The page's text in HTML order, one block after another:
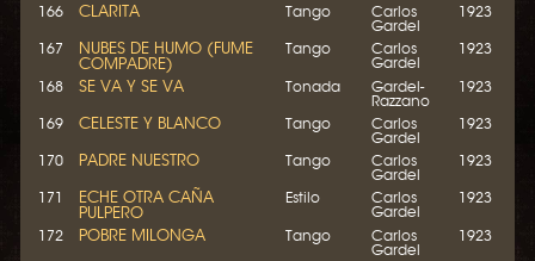
166 CLARITA Tango
Carlos
Gardel
1923
167 NUBES DE HUMO (FUME
COMPADRE)
Tango
Carlos
Gardel
1923
168 SE VA Y SE VA Tonada
Gardel-
Razzano
1923
169 CELESTE Y BLANCO Tango
Carlos
Gardel
1923
170 PADRE NUESTRO Tango
Carlos
Gardel
1923
171 ECHE OTRA CAÑA
PULPERO
Estilo
Carlos
Gardel
1923
172 POBRE MILONGA Tango
Carlos
Gardel
1923